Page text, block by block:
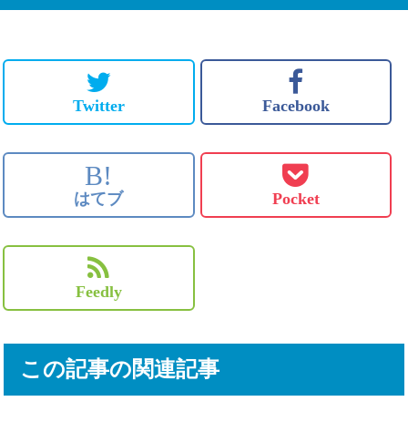
Twitter Facebook
B!
はてブ Pocket
Feedly
この記事の関連記事